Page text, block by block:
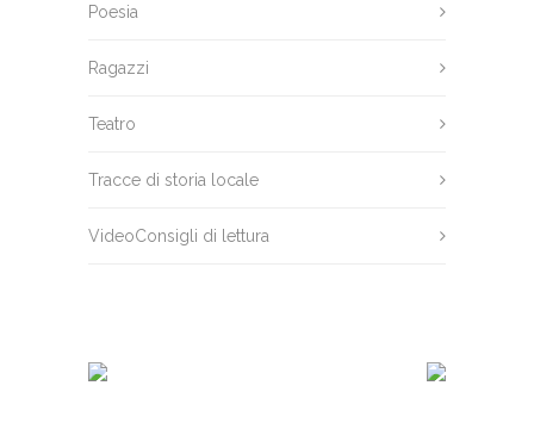
Poesia
Ragazzi
Teatro
Tracce di storia locale
VideoConsigli di lettura